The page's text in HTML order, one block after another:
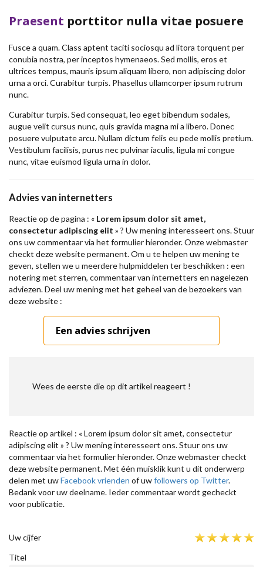
Praesent porttitor nulla vitae posuere
Fusce a quam. Class aptent taciti sociosqu ad litora torquent per
conubia nostra, per inceptos hymenaeos. Sed mollis, eros et
ultrices tempus, mauris ipsum aliquam libero, non adipiscing dolor
urna a orci. Curabitur turpis. Phasellus ullamcorper ipsum rutrum
nunc.
Curabitur turpis. Sed consequat, leo eget bibendum sodales,
augue velit cursus nunc, quis gravida magna mi a libero. Donec
posuere vulputate arcu. Nullam dictum felis eu pede mollis pretium.
Vestibulum facilisis, purus nec pulvinar iaculis, ligula mi congue
nunc, vitae euismod ligula urna in dolor.
Advies van internetters
Reactie op de pagina : « Lorem ipsum dolor sit amet,
consectetur adipiscing elit » ? Uw mening interesseert ons. Stuur
ons uw commentaar via het formulier hieronder. Onze webmaster
checkt deze website permanent. Om u te helpen uw mening te
geven, stellen we u meerdere hulpmiddelen ter beschikken : een
notering met sterren, commentaar van internetters en nagelezen
adviezen. Deel uw mening met het geheel van de bezoekers van
deze website :
Een advies schrijven
Wees de eerste die op dit artikel reageert !
Reactie op artikel : « Lorem ipsum dolor sit amet, consectetur
adipiscing elit » ? Uw mening interesseert ons. Stuur ons uw
commentaar via het formulier hieronder. Onze webmaster checkt
deze website permanent. Met één muisklik kunt u dit onderwerp
delen met uwFacebook vrienden of uwfollowers op Twitter.
Bedank voor uw deelname. Ieder commentaar wordt gecheckt
voor publicatie.
Uw cijfer
Titel